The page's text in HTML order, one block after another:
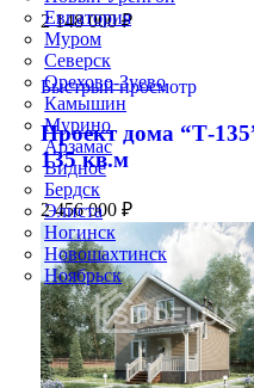
Евпатория
Муром
Северск
Орехово-Зуево
Камышин
Мурино
Арзамас
Видное
Бердск
Элиста
Ногинск
Новошахтинск
Ноябрьск
2 148 000₽
Быстрый просмотр
Проект дома “Т-
135 кв.м
2 456 000 ₽